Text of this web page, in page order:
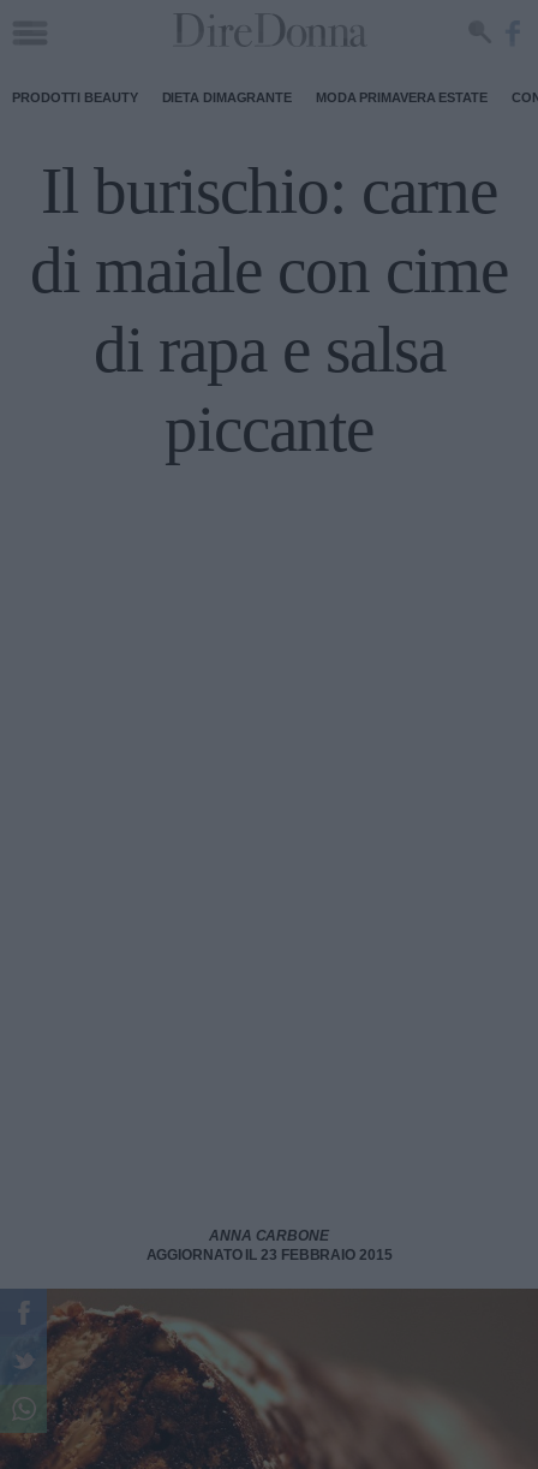
PRODOTTI BEAUTY DIETA DIMAGRANTE MODA PRIMAVERA ESTATE
Il burischio: carne
di maiale con cime
di rapa e salsa
piccante
ANNA CARBONE
AGGIORNATO IL 23 FEBBRAIO 2015